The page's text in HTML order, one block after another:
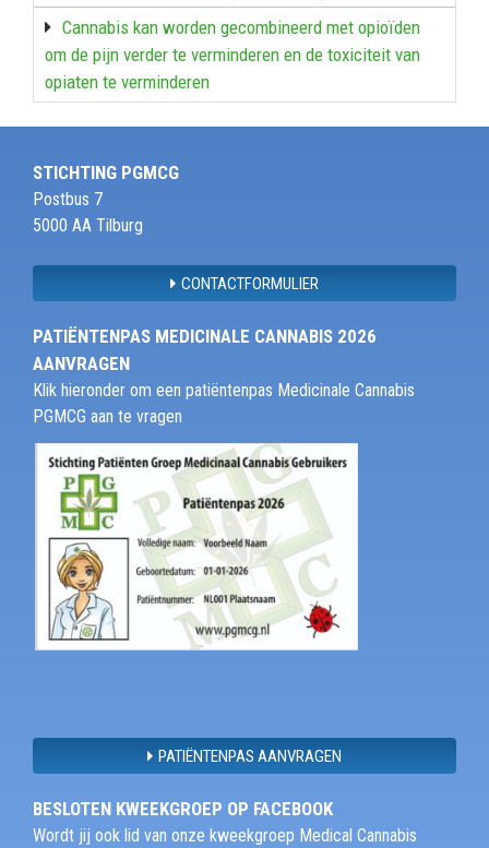
Cannabis kan worden gecombineerd met opioïden
om de pijn verder te verminderen en de toxiciteit van
opiaten te verminderen
STICHTING PGMCG
Postbus 7
5000 AA Tilburg
CONTACTFORMULIER
PATIËNTENPAS MEDICINALE CANNABIS 2026
AANVRAGEN
Klik hieronder om een patiëntenpas Medicinale Cannabis
PGMCG aan te vragen
PATIËNTENPAS AANVRAGEN
BESLOTEN KWEEKGROEP OP FACEBOOK
Wordt jij ook lid van onze kweekgroep Medical Cannabis